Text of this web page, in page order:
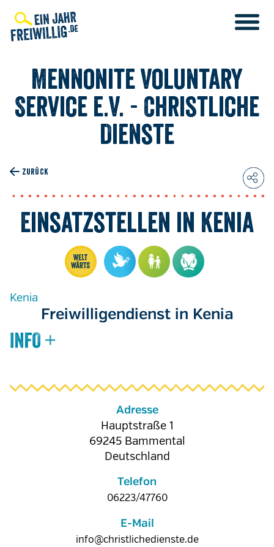
zum
Inhalt
Mennonite Voluntary
Service e.V. - Christliche
Dienste
ZURÜCK
Einsatzstellen in Kenia
Kenia
Freiwilligendienst in Kenia
Adresse
Hauptstraße 1
69245 Bammental
Deutschland
Telefon
06223/47760
E-Mail
info@christlichedienste.de